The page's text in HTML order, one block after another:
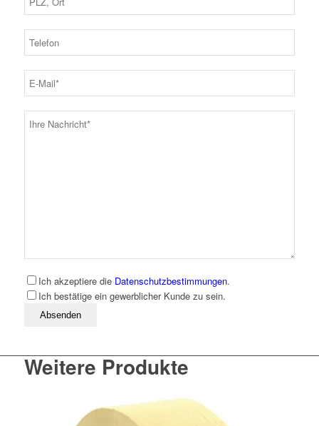
Ich akzeptiere die Datenschutzbestimmungen.
Ich bestätige ein gewerblicher Kunde zu sein.
Bitte lassen Sie dieses Feld leer
Weitere Produkte